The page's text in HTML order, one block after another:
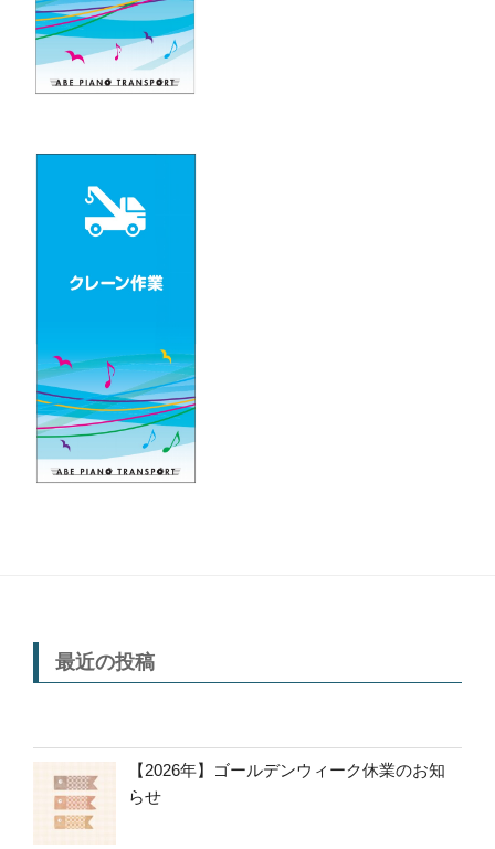
最近の投稿
【2026年】ゴールデンウィーク休業のお知
らせ